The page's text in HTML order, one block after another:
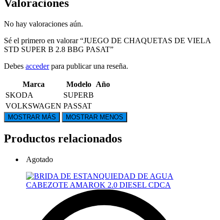
Valoraciones
No hay valoraciones aún.
Sé el primero en valorar “JUEGO DE CHAQUETAS DE VIELA
STD SUPER B 2.8 BBG PASAT”
Debes accederpara publicar una reseña.
Marca Modelo
Año
SKODA
SUPERB
VOLKSWAGEN PASSAT
Productos relacionados
Agotado